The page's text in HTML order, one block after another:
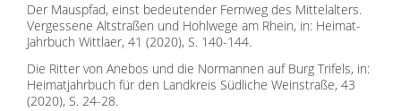
Der Mauspfad, einst bedeutender Fernweg des Mittelalters.
Vergessene Altstraßen und Hohlwege am Rhein, in: Heimat-
Jahrbuch Wittlaer, 41 (2020), S. 140-144.
Die Ritter von Anebos und die Normannen auf Burg Trifels, in:
Heimatjahrbuch für den Landkreis Südliche Weinstraße, 43
(2020), S. 24-28.